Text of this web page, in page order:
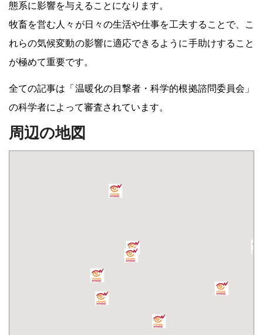
態系に影響を与えることになります。
牧畜を営む人々が日々の生活や仕事を工夫することで、こ
れらの気候変動の影響に適応できるように手助けすること
が極めて重要です。
全ての記事は「温暖化の目撃者・科学的根拠諮問委員会」
の科学者によって審査されています。
周辺の地図